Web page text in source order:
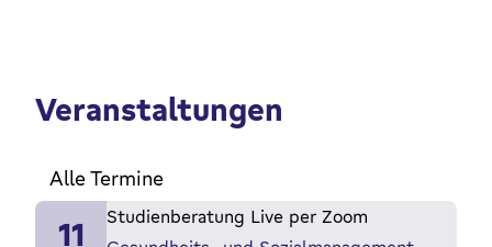
Veranstaltungen
Alle Termine
11
Studienberatung Live per Zoom